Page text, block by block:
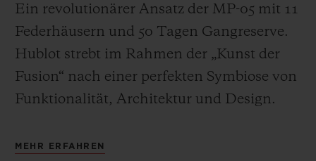
Ein revolutionärer Ansatz der MP-05 mit 11
Federhäusern und 50 Tagen Gangreserve.
Hublot strebt im Rahmen der „Kunst der
Fusion“ nach einer perfekten Symbiose von
Funktionalität, Architektur und Design.
MEHR ERFAHREN